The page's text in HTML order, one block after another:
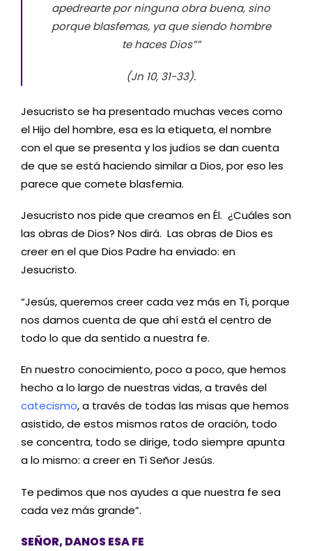
apedrearte por ninguna obra buena, sino
porque blasfemas, ya que siendo hombre
te haces Dios””
(Jn 10, 31-33).
Jesucristo se ha presentado muchas veces como
el Hijo del hombre, esa es la etiqueta, el nombre
con el que se presenta y los judíos se dan cuenta
de que se está haciendo similar a Dios, por eso les
parece que comete blasfemia.
Jesucristo nos pide que creamos en Él. ¿Cuáles son
las obras de Dios? Nos dirá. Las obras de Dios es
creer en el que Dios Padre ha enviado: en
Jesucristo.
“Jesús, queremos creer cada vez más en Ti, porque
nos damos cuenta de que ahí está el centro de
todo lo que da sentido a nuestra fe.
En nuestro conocimiento, poco a poco, que hemos
hecho a lo largo de nuestras vidas, a través del
catecismo, a través de todas las misas que hemos
asistido, de estos mismos ratos de oración, todo
se concentra, todo se dirige, todo siempre apunta
a lo mismo: a creer en Ti Señor Jesús.
Te pedimos que nos ayudes a que nuestra fe sea
cada vez más grande”.
SEÑOR, DANOS ESA FE